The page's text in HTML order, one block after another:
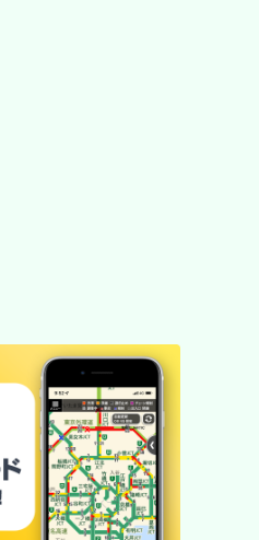
ライブカメラ
一般公開中
有料登録ユーザー
限定